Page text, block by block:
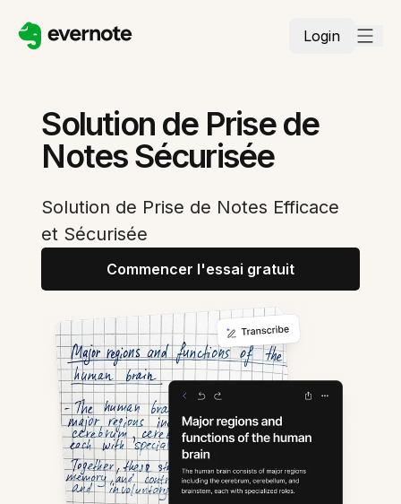
Login
Solution de Prise de
Notes Sécurisée
Solution de Prise de Notes Efficace
et Sécurisée
Commencer l'essai gratuit